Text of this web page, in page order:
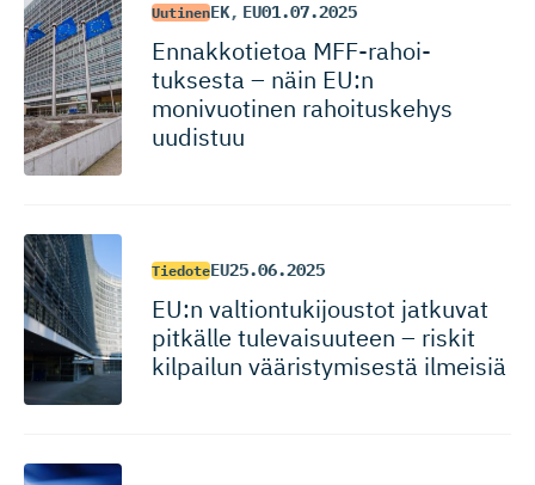
UutinenEK, EU01.07.2025
Ennakkotietoa MFF-rahoi­
tuksesta – näin EU:n
monivuotinen rahoituskehys
uudistuu
TiedoteEU25.06.2025
EU:n valtiontu­ki­joustot jatkuvat
pitkälle tulevaisuuteen – riskit
kilpailun vääristymisestä ilmeisiä